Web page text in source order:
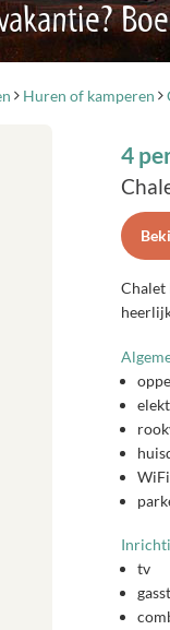
Huren of kamperen
4
Chalet
WiFi
tv